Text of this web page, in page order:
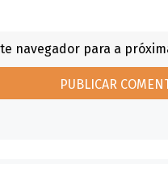
navegador para a